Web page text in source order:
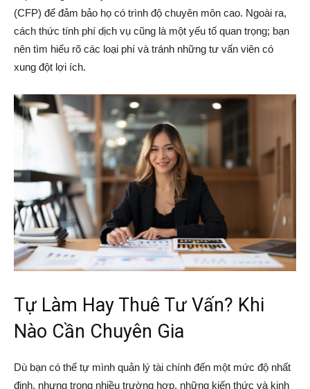
(CFP) để đảm bảo họ có trình độ chuyên môn cao. Ngoài ra,
cách thức tính phí dịch vụ cũng là một yếu tố quan trọng; bạn
nên tìm hiểu rõ các loại phí và tránh những tư vấn viên có
xung đột lợi ích.
Tự Làm Hay Thuê Tư Vấn? Khi
Nào Cần Chuyên Gia
Dù bạn có thể tự mình quản lý tài chính đến một mức độ nhất
định, nhưng trong nhiều trường hợp, những kiến thức và kinh